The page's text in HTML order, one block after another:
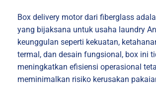
Box delivery motor dari fiberglass
yang bijaksana untuk usaha laundry
keunggulan seperti kekuatan,
termal, dan desain fungsional, box ini
meningkatkan efisiensi operasional
meminimalkan risiko kerusakan